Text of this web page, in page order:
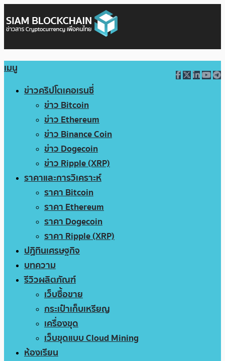
เมนู
ข่าวคริปโตเคอเรนซี่
ข่าว Bitcoin
ข่าว Ethereum
ข่าว Binance Coin
ข่าว Dogecoin
ข่าว Ripple (XRP)
ราคาและการวิเคราะห์
ราคา Bitcoin
ราคา Ethereum
ราคา Dogecoin
ราคา Ripple (XRP)
ปฏิทินเศรษฐกิจ
บทความ
รีวิวผลิตภัณฑ์
เว็บซื้อขาย
กระเป๋าเก็บเหรียญ
เครื่องขุด
เว็บขุดแบบ Cloud Mining
ห้องเรียน